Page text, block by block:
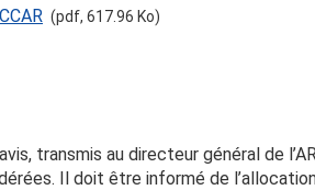
(pdf, 617.96 Ko)
transmis au directeur général de
Il doit être informé de